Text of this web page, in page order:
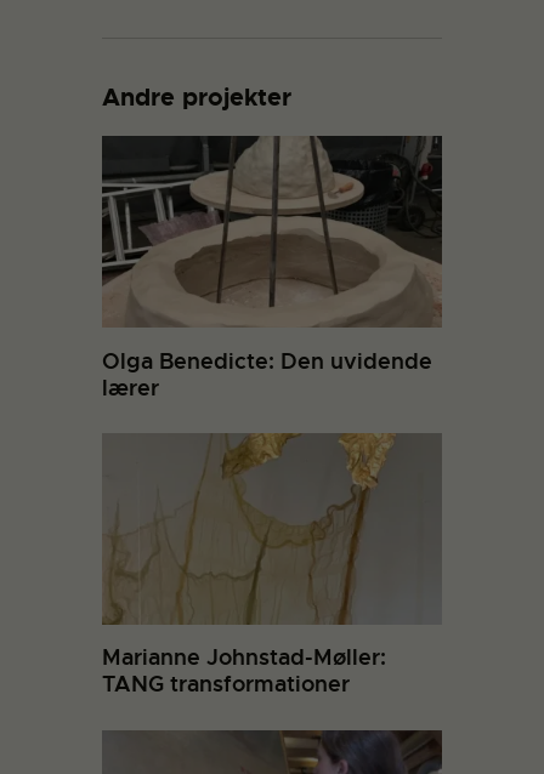
Andre projekter
Olga Benedicte: Den uvidende
lærer
Marianne Johnstad-Møller:
TANG transformationer